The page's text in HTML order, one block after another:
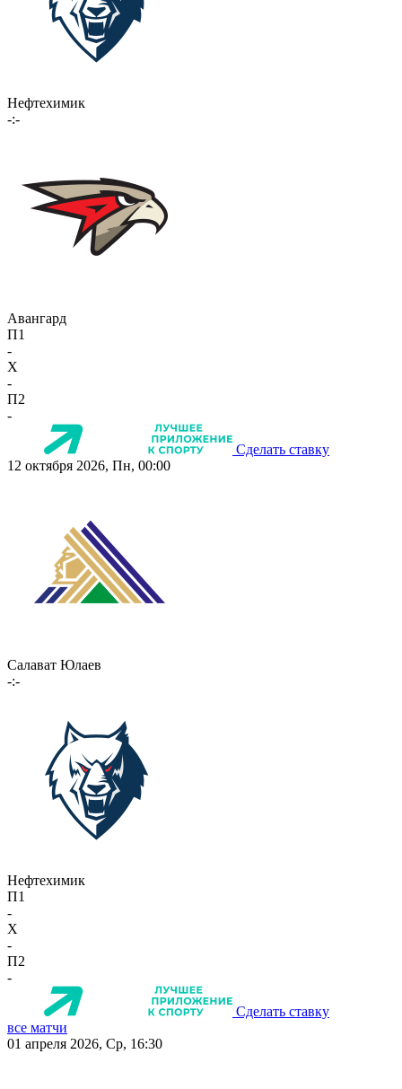
Нефтехимик
-:-
Авангард
П1
-
X
-
П2
-
Сделать ставку
12 октября 2026, Пн, 00:00
Салават Юлаев
-:-
Нефтехимик
П1
-
X
-
П2
-
Сделать ставку
все матчи
01 апреля 2026, Ср, 16:30